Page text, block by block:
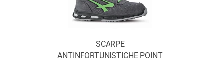
SCARPE
ANTINFORTUNISTICHE POINT